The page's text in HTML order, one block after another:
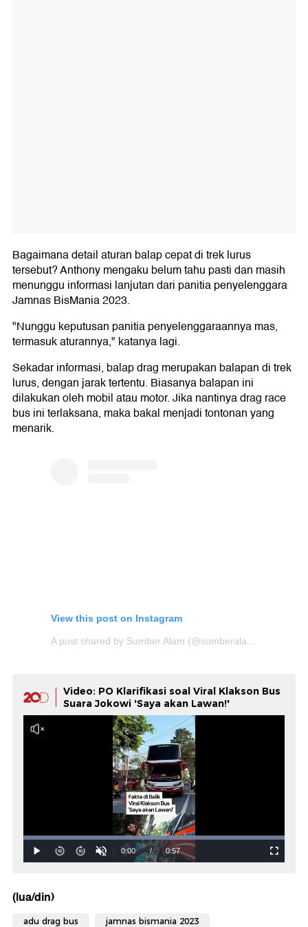
Bagaimana detail aturan balap cepat di trek lurus
tersebut? Anthony mengaku belum tahu pasti dan masih
menunggu informasi lanjutan dari panitia penyelenggara
Jamnas BisMania 2023.
"Nunggu keputusan panitia penyelenggaraannya mas,
termasuk aturannya," katanya lagi.
Sekadar informasi, balap drag merupakan balapan di trek
lurus, dengan jarak tertentu. Biasanya balapan ini
dilakukan oleh mobil atau motor. Jika nantinya drag race
bus ini terlaksana, maka bakal menjadi tontonan yang
menarik.
View this post on Instagram
Video: PO Klarifikasi soal Viral Klakson Bus
Suara Jokowi 'Saya akan Lawan!'
(lua/din)
adu drag bus jamnas bismania 2023